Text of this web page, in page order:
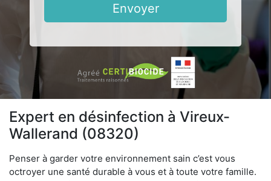
Envoyer
Expert en désinfection à Vireux-
Wallerand (08320)
Penser à garder votre environnement sain c’est vous
octroyer une santé durable à vous et à toute votre famille.